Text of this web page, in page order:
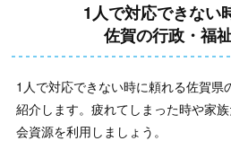
1人で対応できない
佐賀の行政・福
1人で対応できない時に頼れる佐賀県
紹介します。疲れてしまった時や家
会資源を利用しましょう。